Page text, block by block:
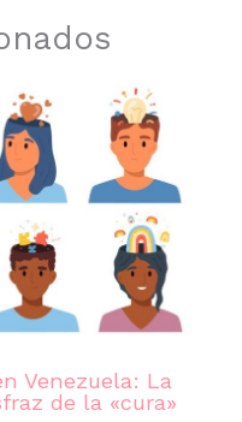
Venezuela: La
de la «cura»